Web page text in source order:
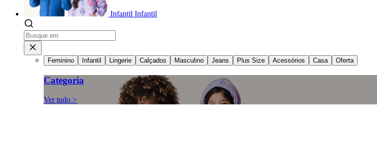
Infantil Infantil
Feminino Infantil Lingerie Calçados Masculino Jeans Plus Size Acessórios Casa Oferta
Categoria
Ver tudo >